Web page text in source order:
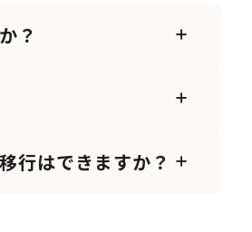
？
行はできますか？